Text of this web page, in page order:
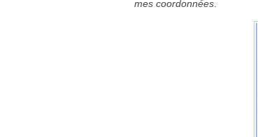
mes coordonnées